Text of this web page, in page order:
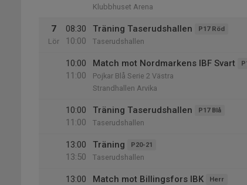
Klubbhuset Arena
7
Lör
08:30
10:00
Träning Taserudshallen P17 Röd
Taserudshallen
10:00
11:00
Match mot Nordmarkens IBF Svart
Pojkar Blå Serie 2 Västra
Strandhallen Arvika
10:00
11:00
Träning Taserudshallen P17 Blå
Taserudshallen
13:00
13:50
Träning P20-21
Taserudshallen
13:00
Match mot Billingsfors IBK Herr